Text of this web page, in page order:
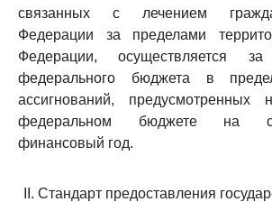
связанных с лечением
Федерации за пределами
Федерации, осуществляется
федерального бюджета в
ассигнований,
федеральном бюджете на
финансовый год.
II. Стандарт предоставления